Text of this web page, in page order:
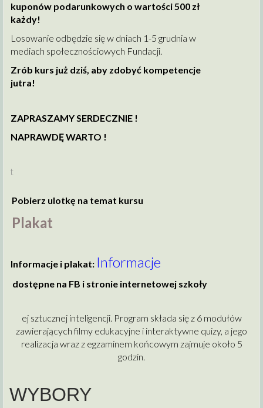
kuponów podarunkowych o wartości 500 zł
każdy!
Losowanie odbędzie się w dniach 1-5 grudnia w
mediach społecznościowych Fundacji.
Zrób kurs już dziś, aby zdobyć kompetencje
jutra!
ZAPRASZAMY SERDECZNIE !
NAPRAWDĘ WARTO !
t
Pobierz ulotkę na temat kursu
Plakat
Informacje i plakat: Informacje
dostępne na FB i stronie internetowej szkoły
ej sztucznej inteligencji. Program składa się z 6 modułów
zawierających filmy edukacyjne i interaktywne quizy, a jego
realizacja wraz z egzaminem końcowym zajmuje około 5
godzin.
WYBORY